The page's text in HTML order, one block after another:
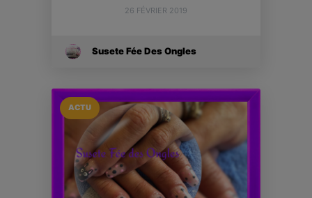
26 FÉVRIER 2019
Susete Fée Des Ongles
ACTU